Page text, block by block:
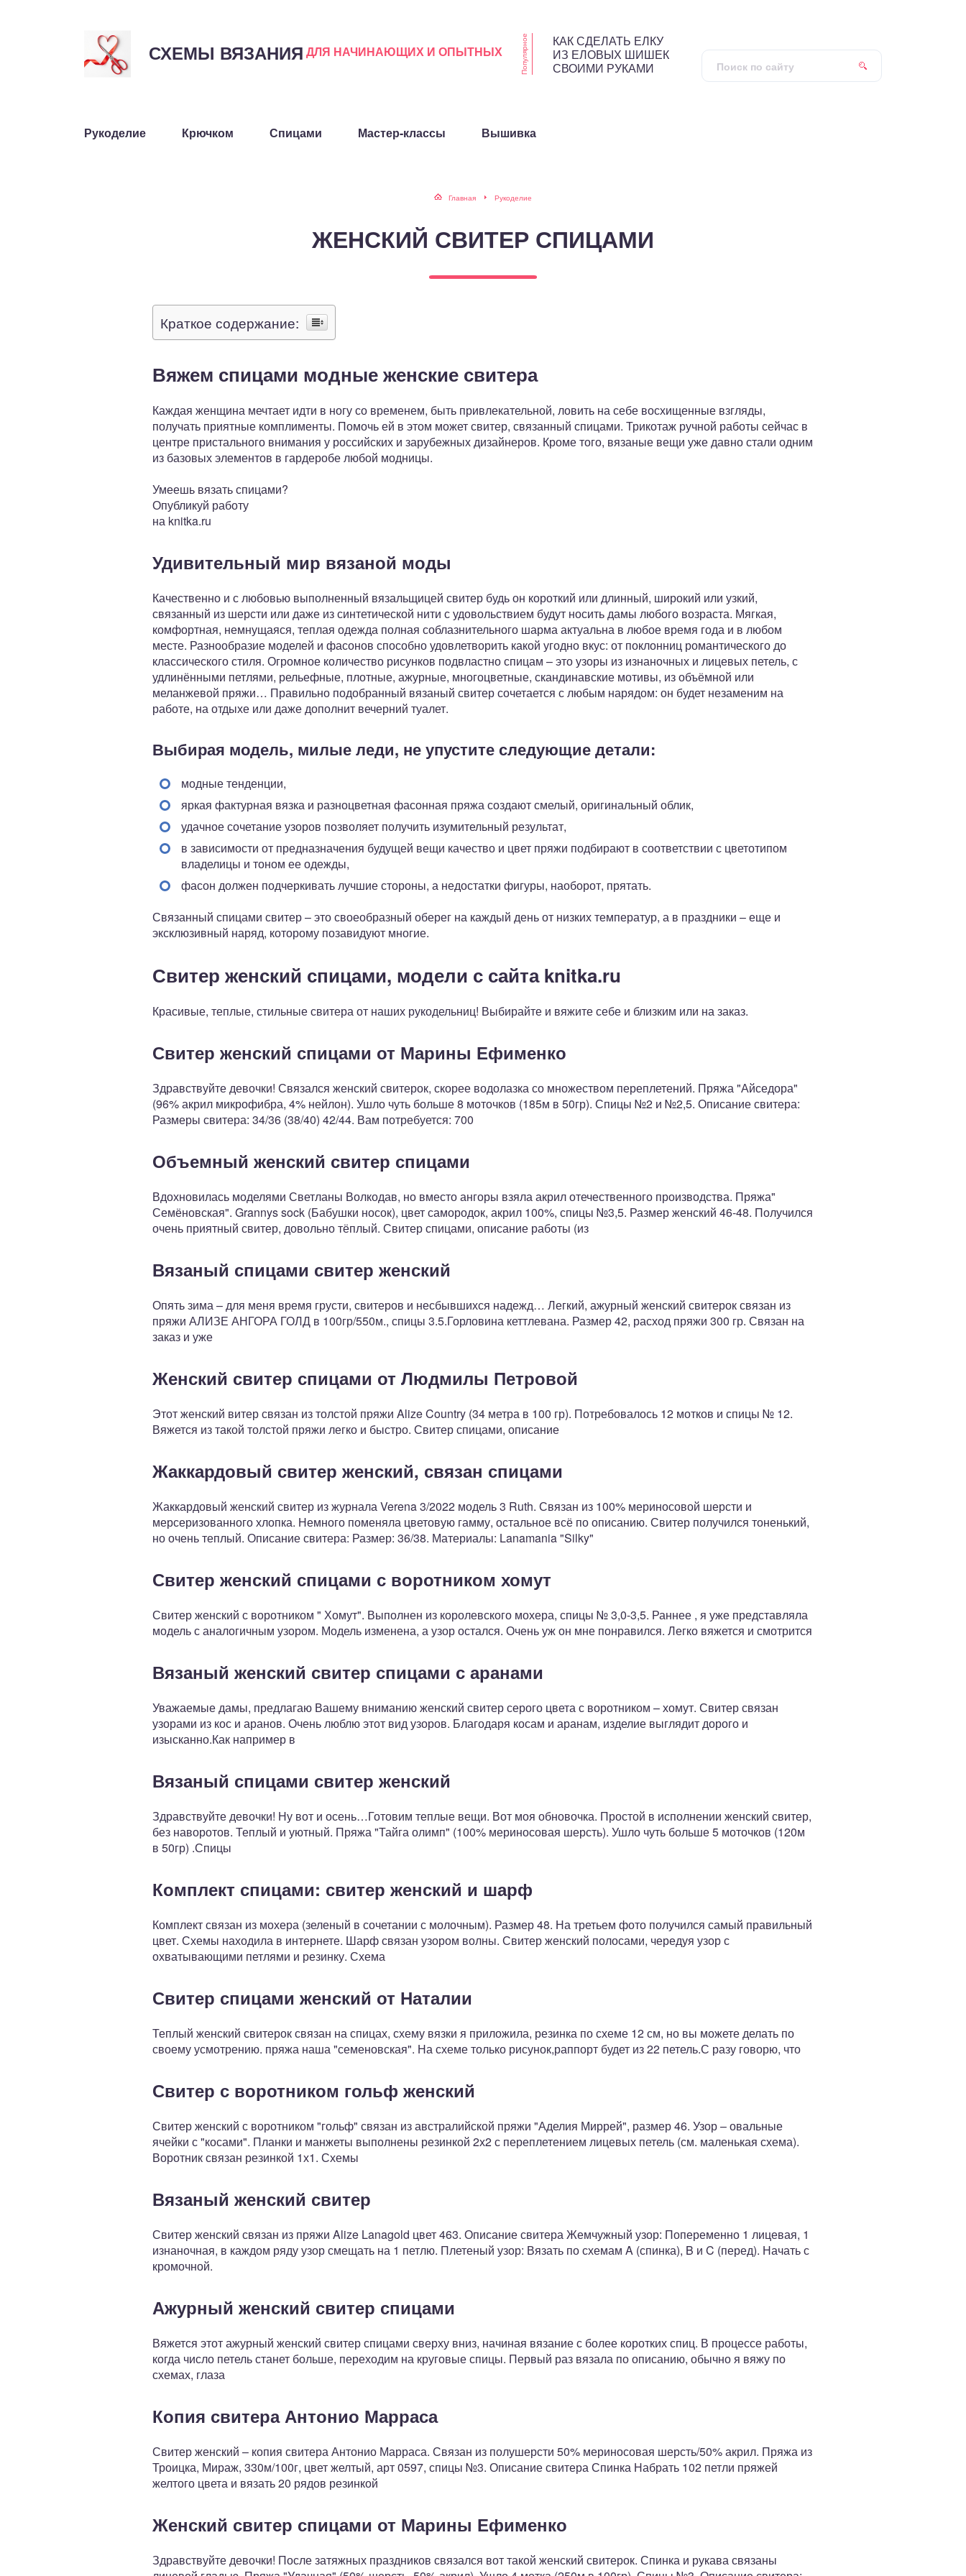
СХЕМЫ ВЯЗАНИЯ ДЛЯ НАЧИНАЮЩИХ И ОПЫТНЫХ Популярное
КАК СДЕЛАТЬ ЕЛКУ
ИЗ ЕЛОВЫХ ШИШЕК
СВОИМИ РУКАМИ
Рукоделие Крючком Спицами Мастер-классы Вышивка
Главная Рукоделие
ЖЕНСКИЙ СВИТЕР СПИЦАМИ
Краткое содержание:
Вяжем спицами модные женские свитера
Каждая женщина мечтает идти в ногу со временем, быть привлекательной, ловить на себе восхищенные взгляды,
получать приятные комплименты. Помочь ей в этом может свитер, связанный спицами. Трикотаж ручной работы сейчас в
центре пристального внимания у российских и зарубежных дизайнеров. Кроме того, вязаные вещи уже давно стали одним
из базовых элементов в гардеробе любой модницы.
Умеешь вязать спицами?
Опубликуй работу
на knitka.ru
Удивительный мир вязаной моды
Качественно и с любовью выполненный вязальщицей свитер будь он короткий или длинный, широкий или узкий,
связанный из шерсти или даже из синтетической нити с удовольствием будут носить дамы любого возраста. Мягкая,
комфортная, немнущаяся, теплая одежда полная соблазнительного шарма актуальна в любое время года и в любом
месте. Разнообразие моделей и фасонов способно удовлетворить какой угодно вкус: от поклонниц романтического до
классического стиля. Огромное количество рисунков подвластно спицам – это узоры из изнаночных и лицевых петель, с
удлинёнными петлями, рельефные, плотные, ажурные, многоцветные, скандинавские мотивы, из объёмной или
меланжевой пряжи… Правильно подобранный вязаный свитер сочетается с любым нарядом: он будет незаменим на
работе, на отдыхе или даже дополнит вечерний туалет.
Выбирая модель, милые леди, не упустите следующие детали:
модные тенденции,
яркая фактурная вязка и разноцветная фасонная пряжа создают смелый, оригинальный облик,
удачное сочетание узоров позволяет получить изумительный результат,
в зависимости от предназначения будущей вещи качество и цвет пряжи подбирают в соответствии с цветотипом
владелицы и тоном ее одежды,
фасон должен подчеркивать лучшие стороны, а недостатки фигуры, наоборот, прятать.
Связанный спицами свитер – это своеобразный оберег на каждый день от низких температур, а в праздники – еще и
эксклюзивный наряд, которому позавидуют многие.
Свитер женский спицами, модели с сайта knitka.ru
Красивые, теплые, стильные свитера от наших рукодельниц! Выбирайте и вяжите себе и близким или на заказ.
Свитер женский спицами от Марины Ефименко
Здравствуйте девочки! Связался женский свитерок, скорее водолазка со множеством переплетений. Пряжа "Айседора"
(96% акрил микрофибра, 4% нейлон). Ушло чуть больше 8 моточков (185м в 50гр). Спицы №2 и №2,5. Описание свитера:
Размеры свитера: 34/36 (38/40) 42/44. Вам потребуется: 700
Объемный женский свитер спицами
Вдохновилась моделями Светланы Волкодав, но вместо ангоры взяла акрил отечественного производства. Пряжа"
Семёновская". Grannys sock (Бабушки носок), цвет самородок, акрил 100%, спицы №3,5. Размер женский 46-48. Получился
очень приятный свитер, довольно тёплый. Свитер спицами, описание работы (из
Вязаный спицами свитер женский
Опять зима – для меня время грусти, свитеров и несбывшихся надежд… Легкий, ажурный женский свитерок связан из
пряжи АЛИЗЕ АНГОРА ГОЛД в 100гр/550м., спицы 3.5.Горловина кеттлевана. Размер 42, расход пряжи 300 гр. Связан на
заказ и уже
Женский свитер спицами от Людмилы Петровой
Этот женский витер связан из толстой пряжи Alize Country (34 метра в 100 гр). Потребовалось 12 мотков и спицы № 12.
Вяжется из такой толстой пряжи легко и быстро. Свитер спицами, описание
Жаккардовый свитер женский, связан спицами
Жаккардовый женский свитер из журнала Verena 3/2022 модель 3 Ruth. Связан из 100% мериносовой шерсти и
мерсеризованного хлопка. Немного поменяла цветовую гамму, остальное всё по описанию. Свитер получился тоненький,
но очень теплый. Описание свитера: Размер: 36/38. Материалы: Lanamania "Silky"
Свитер женский спицами с воротником хомут
Свитер женский с воротником " Хомут". Выполнен из королевского мохера, спицы № 3,0-3,5. Раннее , я уже представляла
модель с аналогичным узором. Модель изменена, а узор остался. Очень уж он мне понравился. Легко вяжется и смотрится
Вязаный женский свитер спицами с аранами
Уважаемые дамы, предлагаю Вашему вниманию женский свитер серого цвета с воротником – хомут. Свитер связан
узорами из кос и аранов. Очень люблю этот вид узоров. Благодаря косам и аранам, изделие выглядит дорого и
изысканно.Как например в
Вязаный спицами свитер женский
Здравствуйте девочки! Ну вот и осень…Готовим теплые вещи. Вот моя обновочка. Простой в исполнении женский свитер,
без наворотов. Теплый и уютный. Пряжа "Тайга олимп" (100% мериносовая шерсть). Ушло чуть больше 5 моточков (120м
в 50гр) .Спицы
Комплект спицами: свитер женский и шарф
Комплект связан из мохера (зеленый в сочетании с молочным). Размер 48. На третьем фото получился самый правильный
цвет. Схемы находила в интернете. Шарф связан узором волны. Свитер женский полосами, чередуя узор с
охватывающими петлями и резинку. Схема
Свитер спицами женский от Наталии
Теплый женский свитерок связан на спицах, схему вязки я приложила, резинка по схеме 12 см, но вы можете делать по
своему усмотрению. пряжа наша "семеновская". На схеме только рисунок,раппорт будет из 22 петель.С разу говорю, что
Свитер с воротником гольф женский
Свитер женский с воротником "гольф" связан из австралийской пряжи "Аделия Миррей", размер 46. Узор – овальные
ячейки с "косами". Планки и манжеты выполнены резинкой 2х2 с переплетением лицевых петель (см. маленькая схема).
Воротник связан резинкой 1х1. Схемы
Вязаный женский свитер
Свитер женский связан из пряжи Alize Lanagold цвет 463. Описание свитера Жемчужный узор: Попеременно 1 лицевая, 1
изнаночная, в каждом ряду узор смещать на 1 петлю. Плетеный узор: Вязать по схемам A (спинка), B и C (перед). Начать с
кромочной.
Ажурный женский свитер спицами
Вяжется этот ажурный женский свитер спицами сверху вниз, начиная вязание с более коротких спиц. В процессе работы,
когда число петель станет больше, переходим на круговые спицы. Первый раз вязала по описанию, обычно я вяжу по
схемах, глаза
Копия свитера Антонио Марраса
Свитер женский – копия свитера Антонио Марраса. Связан из полушерсти 50% мериносовая шерсть/50% акрил. Пряжа из
Троицка, Мираж, 330м/100г, цвет желтый, арт 0597, спицы №3. Описание свитера Спинка Набрать 102 петли пряжей
желтого цвета и вязать 20 рядов резинкой
Женский свитер спицами от Марины Ефименко
Здравствуйте девочки! После затяжных праздников связался вот такой женский свитерок. Спинка и рукава связаны